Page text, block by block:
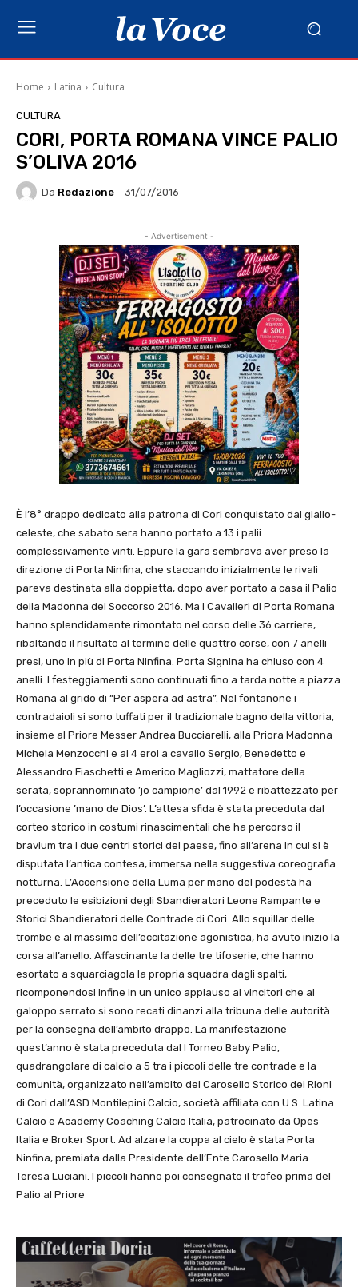
Home Latina Cultura
CULTURA
CORI, PORTA ROMANA VINCE PALIO
S’OLIVA 2016
Da Redazione 31/07/2016
- Advertisement -
È l’8° drappo dedicato alla patrona di Cori conquistato dai giallo-
celeste, che sabato sera hanno portato a 13 i palii
complessivamente vinti. Eppure la gara sembrava aver preso la
direzione di Porta Ninfina, che staccando inizialmente le rivali
pareva destinata alla doppietta, dopo aver portato a casa il Palio
della Madonna del Soccorso 2016. Ma i Cavalieri di Porta Romana
hanno splendidamente rimontato nel corso delle 36 carriere,
ribaltando il risultato al termine delle quattro corse, con 7 anelli
presi, uno in più di Porta Ninfina. Porta Signina ha chiuso con 4
anelli. I festeggiamenti sono continuati fino a tarda notte a piazza
Romana al grido di “Per aspera ad astra”. Nel fontanone i
contradaioli si sono tuffati per il tradizionale bagno della vittoria,
insieme al Priore Messer Andrea Bucciarelli, alla Priora Madonna
Michela Menzocchi e ai 4 eroi a cavallo Sergio, Benedetto e
Alessandro Fiaschetti e Americo Magliozzi, mattatore della
serata, soprannominato ’jo campione’ dal 1992 e ribattezzato per
l’occasione ’mano de Dios’. L’attesa sfida è stata preceduta dal
corteo storico in costumi rinascimentali che ha percorso il
bravium tra i due centri storici del paese, fino all’arena in cui si è
disputata l’antica contesa, immersa nella suggestiva coreografia
notturna. L’Accensione della Luma per mano del podestà ha
preceduto le esibizioni degli Sbandieratori Leone Rampante e
Storici Sbandieratori delle Contrade di Cori. Allo squillar delle
trombe e al massimo dell’eccitazione agonistica, ha avuto inizio la
corsa all’anello. Affascinante la delle tre tifoserie, che hanno
esortato a squarciagola la propria squadra dagli spalti,
ricomponendosi infine in un unico applauso ai vincitori che al
galoppo serrato si sono recati dinanzi alla tribuna delle autorità
per la consegna dell’ambito drappo. La manifestazione
quest’anno è stata preceduta dal I Torneo Baby Palio,
quadrangolare di calcio a 5 tra i piccoli delle tre contrade e la
comunità, organizzato nell’ambito del Carosello Storico dei Rioni
di Cori dall’ASD Montilepini Calcio, società affiliata con U.S. Latina
Calcio e Academy Coaching Calcio Italia, patrocinato da Opes
Italia e Broker Sport. Ad alzare la coppa al cielo è stata Porta
Ninfina, premiata dalla Presidente dell’Ente Carosello Maria
Teresa Luciani. I piccoli hanno poi consegnato il trofeo prima del
Palio al Priore